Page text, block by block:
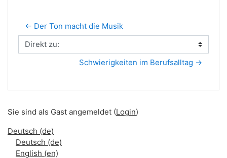
← Der Ton macht die Musik
Direkt zu:
Schwierigkeiten im Berufsalltag →
Sie sind als Gast angemeldet (Login)
Deutsch ‎(de)‎
Deutsch ‎(de)‎
English ‎(en)‎